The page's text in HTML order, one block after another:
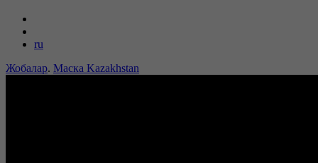
ru
Жобалар. Маска Kazakhstan